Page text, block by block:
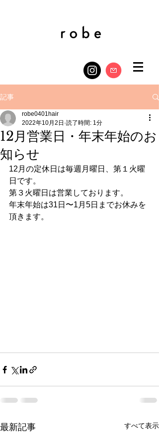
記事
12月営業日・年末年始のお
知らせ
robe0401hair
2022年10月2日 読了時間: 1分
12月の定休日は毎週月曜日、第１火曜
日です。
第３火曜日は営業しております。
年末年始は31日〜1月5日までお休みを
頂きます。
最新記事 すべて表示